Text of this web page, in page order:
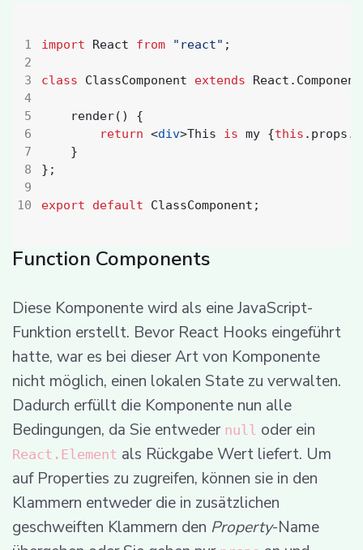
4
import React from "react" ;
class ClassComponent extends React . Component
render() {
return <div>This is my {this . props .
}
};
export default ClassComponent ;
Function Components
Diese Komponente wird als eine JavaScript-
Funktion erstellt. Bevor React Hooks eingeführt
hatte, war es bei dieser Art von Komponente
nicht möglich, einen lokalen State zu verwalten.
Dadurch erfüllt die Komponente nun alle
Bedingungen, da Sie entweder null oder ein
React.Element als Rückgabe Wert liefert. Um
auf Properties zu zugreifen, können sie in den
Klammern entweder die in zusätzlichen
geschweiften Klammern den Property-Name